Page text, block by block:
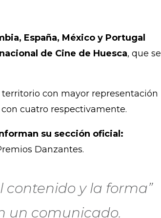
España, México y Portugal
de Cine de Huesca, que se
territorio con mayor representación
cuatro respectivamente.
su sección oficial:
Danzantes.
contenido y la forma”
un comunicado.